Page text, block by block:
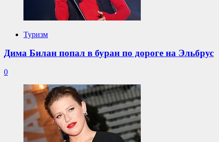
Туризм
Дима Билан попал в буран по дороге на Эльбрус
0